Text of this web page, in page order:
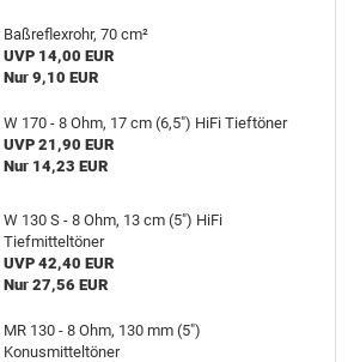
Baßreflexrohr, 70 cm²
UVP 14,00 EUR
Nur 9,10 EUR
W 170 - 8 Ohm, 17 cm (6,5") HiFi Tieftöner
UVP 21,90 EUR
Nur 14,23 EUR
W 130 S - 8 Ohm, 13 cm (5") HiFi
Tiefmitteltöner
UVP 42,40 EUR
Nur 27,56 EUR
MR 130 - 8 Ohm, 130 mm (5")
Konusmitteltöner